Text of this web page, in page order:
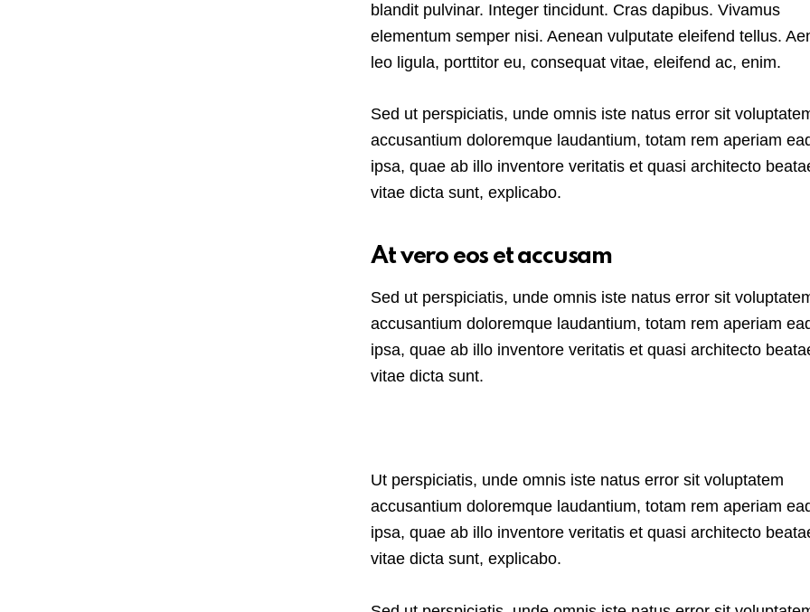
blandit pulvinar. Integer tincidunt. Cras dapibus. Vivamus
elementum semper nisi. Aenean vulputate eleifend tellus.
leo ligula, porttitor eu, consequat vitae, eleifend ac, enim.
Sed ut perspiciatis, unde omnis iste natus error sit
accusantium doloremque laudantium, totam rem aperiam
ipsa, quae ab illo inventore veritatis et quasi architecto
vitae dicta sunt, explicabo.
At vero eos et accusam
Sed ut perspiciatis, unde omnis iste natus error sit
accusantium doloremque laudantium, totam rem aperiam
ipsa, quae ab illo inventore veritatis et quasi architecto
vitae dicta sunt.
Ut perspiciatis, unde omnis iste natus error sit voluptatem
accusantium doloremque laudantium, totam rem aperiam
ipsa, quae ab illo inventore veritatis et quasi architecto
vitae dicta sunt, explicabo.